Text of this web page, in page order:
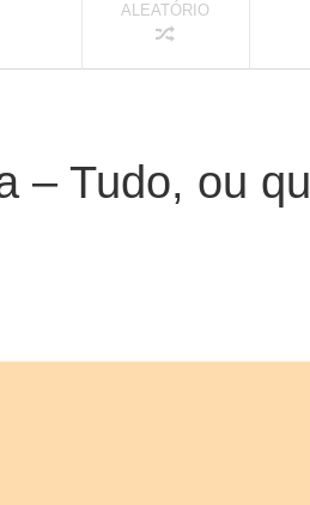
ALEATÓRIO
– Tudo, ou